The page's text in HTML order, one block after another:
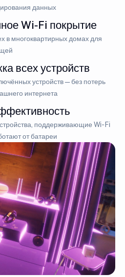
данных
Wi-Fi покрытие
в многоквартирных домах для
всех устройств
устройств — без потерь
интернета
поддерживающие Wi-Fi
от батареи